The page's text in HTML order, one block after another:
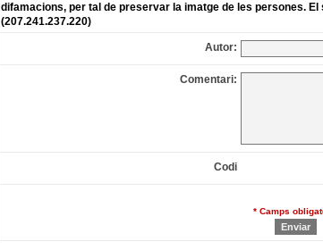
difamacions, per tal de preservar la imatge de les persones.
(207.241.237.220)
Autor:
Comentari:
Codi
* Camps